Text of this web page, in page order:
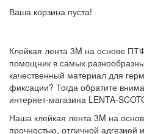
Ваша корзина пуста!
Клейкая лента 3M на основе
помощник в самых
качественный материал для
фиксации? Тогда обратите
интернет-магазина LENTA-
Наша клейкая лента 3M на
прочностью, отличной адгезией